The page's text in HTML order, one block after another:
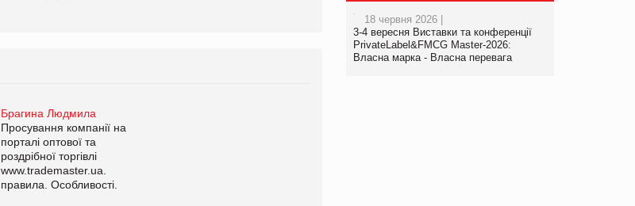
Брагина Людмила
Просування компанії на
порталі оптової та
роздрібної торгівлі
www.trademaster.ua.
правила. Особливості.
18 червня 2026 |
3-4 вересня Виставки та конференції
PrivateLabel&FMCG Master-2026:
Власна марка - Власна перевага